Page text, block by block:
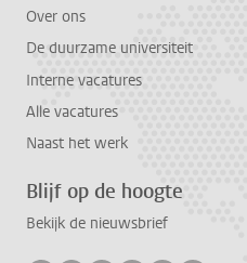
Over ons
De duurzame universiteit
Interne vacatures
Alle vacatures
Naast het werk
Blijf op de hoogte
Bekijk de nieuwsbrief